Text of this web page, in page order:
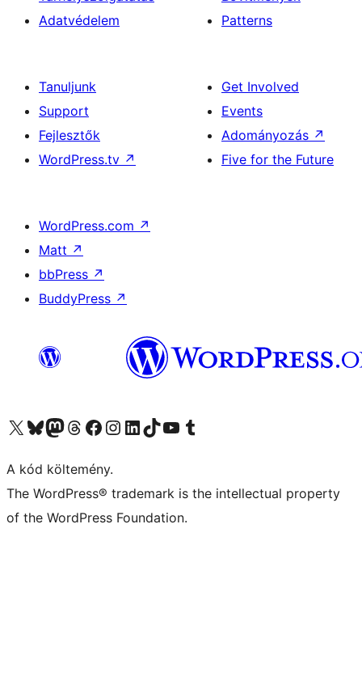
Adatvédelem
Patterns
Tanuljunk
Support
Fejlesztők
WordPress.tv ↗
Get Involved
Events
Adományozás ↗
Five for the Future
WordPress.com ↗
Matt ↗
bbPress ↗
BuddyPress ↗
Visit our X (formerly Twitter) account
Visit our Bluesky account
Twitter csatornánk
Visit our Threads account
Facebook oldalunk megtekintése
Visit our Instagram account
Visit our LinkedIn account
Visit our TikTok account
Visit our YouTube channel
Visit our Tumblr account
A kód költemény.
The WordPress® trademark is the intellectual property
of the WordPress Foundation.